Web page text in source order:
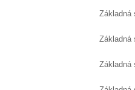
Základná
Základná
Základná